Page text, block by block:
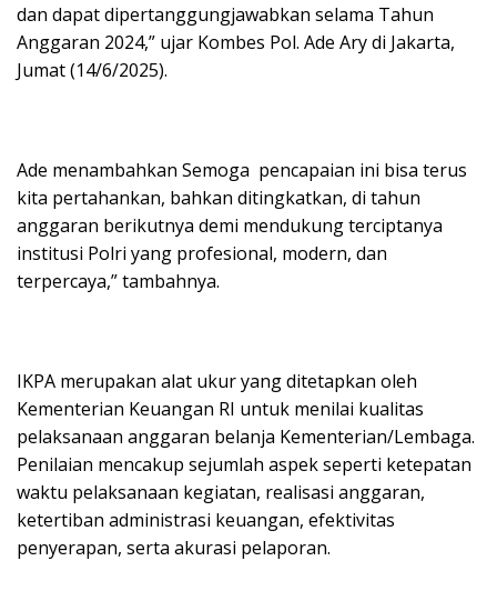
dan dapat dipertanggungjawabkan selama Tahun
Anggaran 2024,” ujar Kombes Pol. Ade Ary di Jakarta,
Jumat (14/6/2025).
Ade menambahkan Semoga pencapaian ini bisa terus
kita pertahankan, bahkan ditingkatkan, di tahun
anggaran berikutnya demi mendukung terciptanya
institusi Polri yang profesional, modern, dan
terpercaya,” tambahnya.
IKPA merupakan alat ukur yang ditetapkan oleh
Kementerian Keuangan RI untuk menilai kualitas
pelaksanaan anggaran belanja Kementerian/Lembaga.
Penilaian mencakup sejumlah aspek seperti ketepatan
waktu pelaksanaan kegiatan, realisasi anggaran,
ketertiban administrasi keuangan, efektivitas
penyerapan, serta akurasi pelaporan.